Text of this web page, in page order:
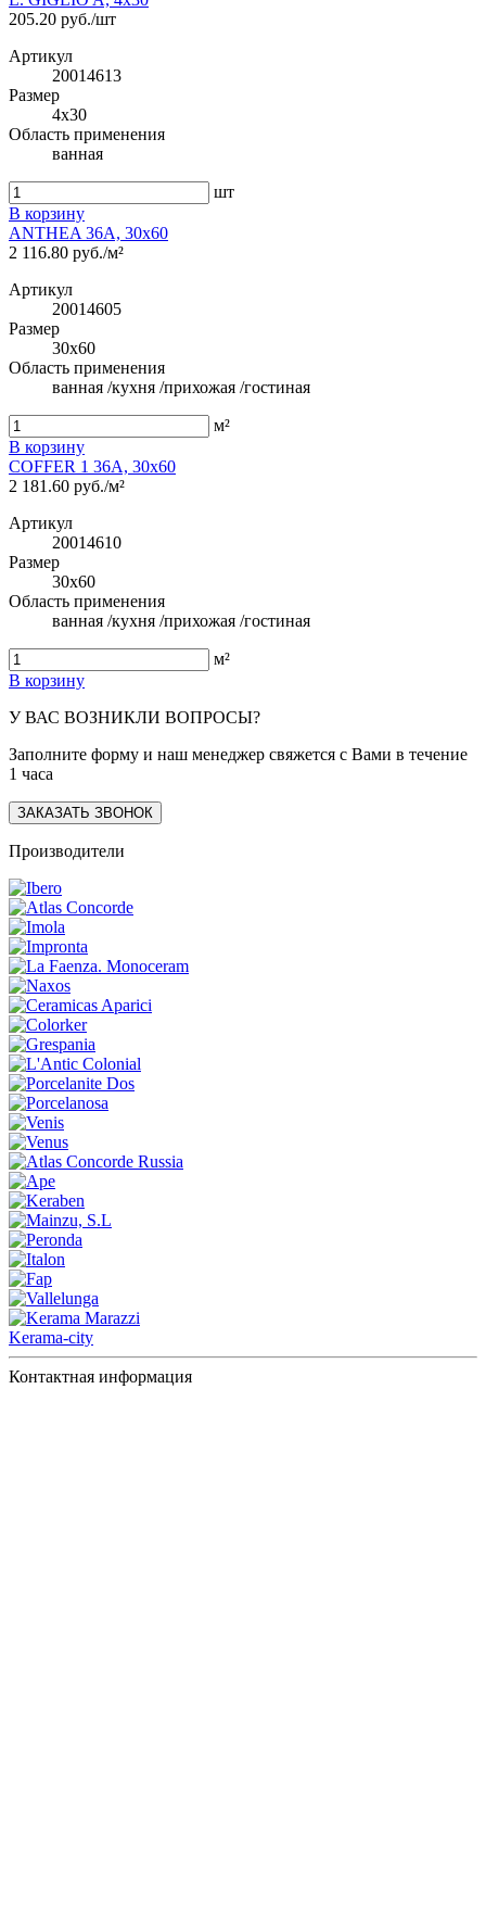
205.20 руб./шт
Артикул
20014613
Размер
4x30
Область применения
ванная
шт
В корзину
ANTHEA 36A, 30x60
2 116.80 руб./м²
Артикул
20014605
Размер
30x60
Область применения
ванная /кухня /прихожая /гостиная
м²
В корзину
COFFER 1 36A, 30x60
2 181.60 руб./м²
Артикул
20014610
Размер
30x60
Область применения
ванная /кухня /прихожая /гостиная
м²
В корзину
У ВАС ВОЗНИКЛИ ВОПРОСЫ?
Заполните форму и наш менеджер свяжется с Вами в течение
1 часа
ЗАКАЗАТЬ ЗВОНОК
Производители
Kerama-city
Контактная информация